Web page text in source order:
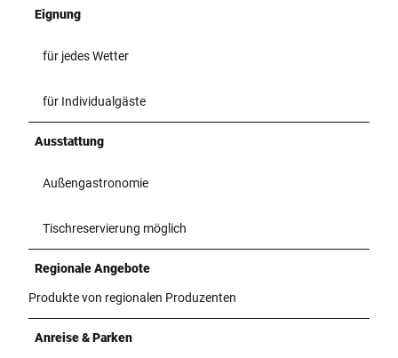
Eignung
für jedes Wetter
für Individualgäste
Ausstattung
Außengastronomie
Tischreservierung möglich
Regionale Angebote
Produkte von regionalen Produzenten
Anreise & Parken